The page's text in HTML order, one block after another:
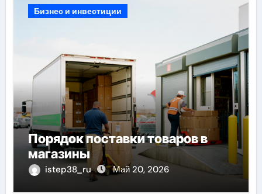
Бизнес и инвестиции
Порядок поставки товаров в
магазины
istep38_ru Май 20, 2026